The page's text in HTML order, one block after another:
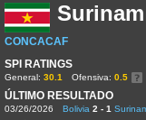
Surinam
CONCACAF
SPI RATINGS
General: 30.1 Ofensiva: 0.5
ÚLTIMO RESULTADO
03/26/2026 Bolivia 2 - 1